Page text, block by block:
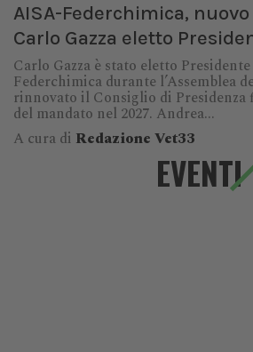
AISA-Federchimica,
Carlo Gazza eletto
Carlo Gazza è stato eletto
Federchimica durante l’Assemblea
rinnovato il Consiglio di Presidenza
del mandato nel 2027. Andrea...
A cura di Redazione Vet33
EVENTI